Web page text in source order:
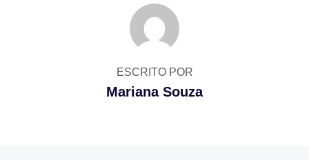
ESCRITO POR
Mariana Souza